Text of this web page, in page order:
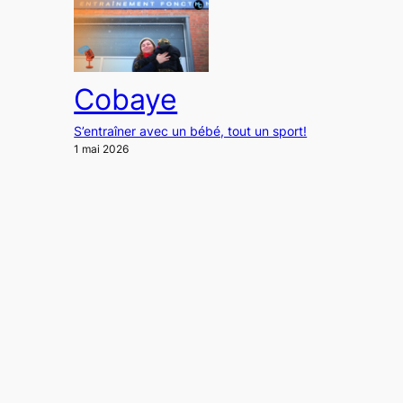
Cobaye
S’entraîner avec un bébé, tout un sport!
1 mai 2026